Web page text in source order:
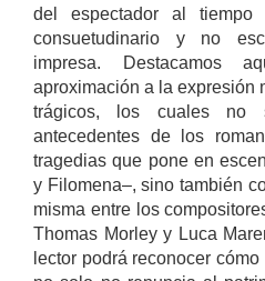
del espectador al
consuetudinario y no
impresa. Destacamos
aproximación a la expresión
trágicos, los cuales no
antecedentes de los
tragedias que pone en
y Filomena–, sino también
misma entre los
Thomas Morley y Luca
lector podrá reconocer